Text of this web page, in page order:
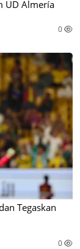
UD Almería
0
Tegaskan
0